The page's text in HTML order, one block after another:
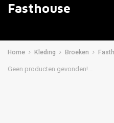
Fasthouse
Home Kleding Broeken
Geen producten gevonden!...